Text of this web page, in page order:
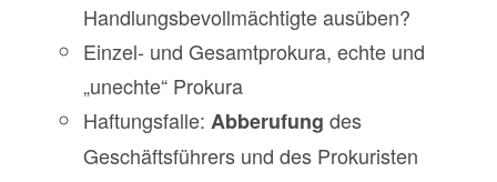
Handlungsbevollmächtigte ausüben?
Einzel- und Gesamtprokura, echte und
„unechte“ Prokura
Haftungsfalle: Abberufung des
Geschäftsführers und des Prokuristen